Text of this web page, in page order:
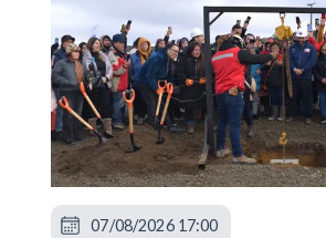
07/08/2026 17:00